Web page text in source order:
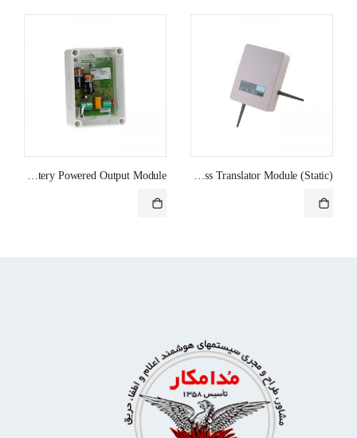
(6000WLS/HLI – Wireless Translator Module (Static
WLS/BOP – Wireless Single Channel Battery Powered Output Module